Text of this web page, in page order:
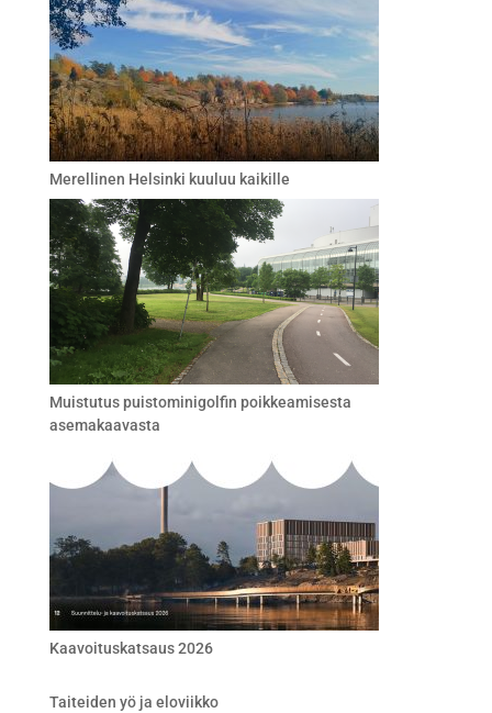
Merellinen Helsinki kuuluu kaikille
Muistutus puistominigolfin poikkeamisesta
asemakaavasta
Kaavoituskatsaus 2026
Taiteiden yö ja eloviikko